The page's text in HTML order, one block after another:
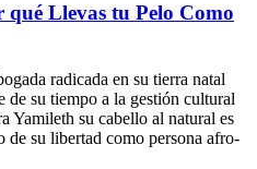
qué Llevas tu Pelo Como
radicada en su tierra natal
de su tiempo a la gestión cultural
Yamileth su cabello al natural es
de su libertad como persona afro-